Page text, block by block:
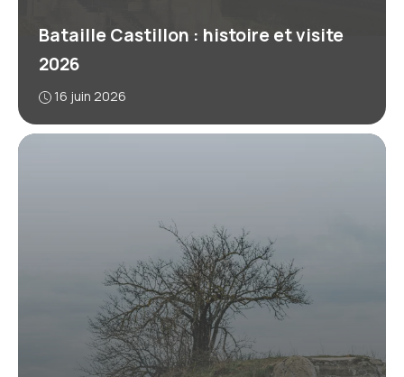
Bataille Castillon : histoire et visite
2026
16 juin 2026